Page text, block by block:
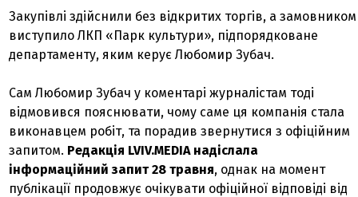
Закупівлі здійснили без відкритих торгів, а замовником
виступило ЛКП «Парк культури», підпорядковане
департаменту, яким керує Любомир Зубач.
Сам Любомир Зубач у коментарі журналістам тоді
відмовився пояснювати, чому саме ця компанія стала
виконавцем робіт, та порадив звернутися з офіційним
запитом. Редакція LVIV.MEDIA надіслала
інформаційний запит 28 травня, однак на момент
публікації продовжує очікувати офіційної відповіді від